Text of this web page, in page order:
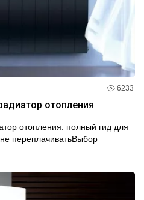
6233
отопления
отопления: полный гид для
переплачиватьВыбор